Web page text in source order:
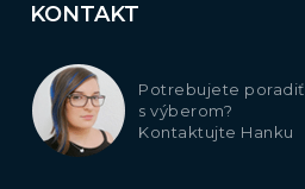
KONTAKT
Potrebujete poradiť
s výberom?
Kontaktujte Hanku